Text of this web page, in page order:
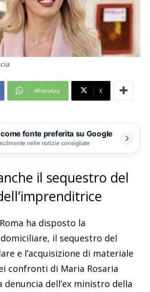
WhatsApp X
fonte preferita su Google
nelle notizie consigliate
il sequestro del
ha disposto la
il sequestro del
e l’acquisizione di materiale
confronti di Maria Rosaria
denuncia dell’ex ministro della